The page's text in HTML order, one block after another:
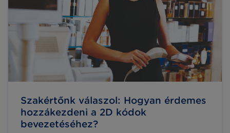
Szakértőnk válaszol: Hogyan érdemes
hozzákezdeni a 2D kódok
bevezetéséhez?